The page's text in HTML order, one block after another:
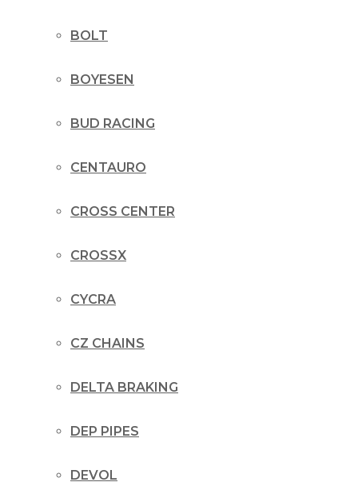
BOLT
BOYESEN
BUD RACING
CENTAURO
CROSS CENTER
CROSSX
CYCRA
CZ CHAINS
DELTA BRAKING
DEP PIPES
DEVOL